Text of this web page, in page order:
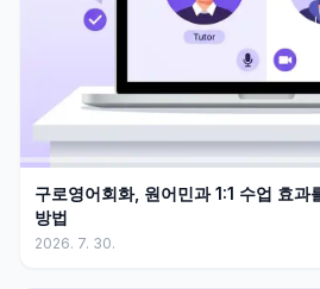
구로영어회화, 원어민과 1:1 수업 효과
방법
2026. 7. 30.